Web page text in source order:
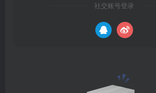
社交账号登录